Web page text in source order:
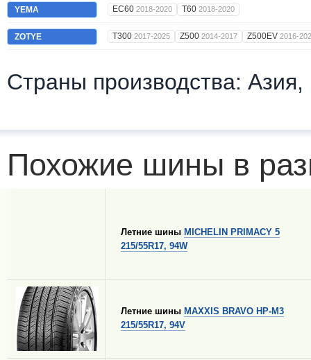
YEMA EC60 2018-2020 T60 2018-2020
ZOTYE T300 2017-2025 Z500 2014-2017 Z500EV 2016-
Страны производства: Азия,
Похожие шины в
Летние шины MICHELIN PRIMACY 5
215/55R17, 94W
Летние шины MAXXIS BRAVO HP-M3
215/55R17, 94V